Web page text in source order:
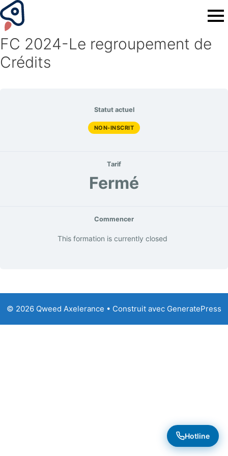
FC 2024-Le regroupement de
Crédits
Statut actuel
NON-INSCRIT
Tarif
Fermé
Commencer
This formation is currently closed
© 2026 Qweed Axelerance • Construit avec GeneratePress
Hotline